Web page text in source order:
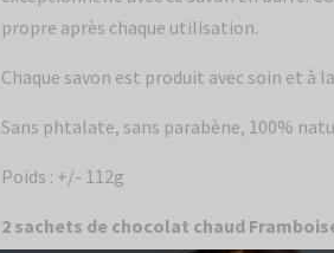
propre après chaque utilisation.
Chaque savon est produit avec soin et à
Sans phtalate, sans parabène, 100%
Poids : +/- 112g
2 sachets de chocolat chaud